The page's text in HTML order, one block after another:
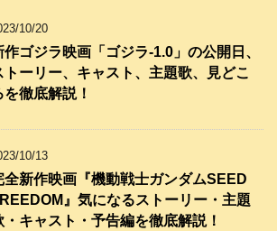
10/20
作ゴジラ映画「ゴジラ-1.0」の公開日、
トーリー、キャスト、主題歌、見どこ
を徹底解説！
10/13
全新作映画『機動戦士ガンダムSEED
』気になるストーリー・主題
・キャスト・予告編を徹底解説！